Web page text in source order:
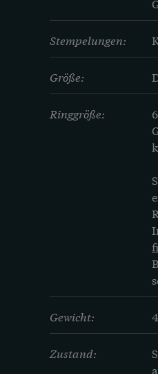
Stempelungen:
Größe:
Ringgröße:
Gewicht:
Zustand: